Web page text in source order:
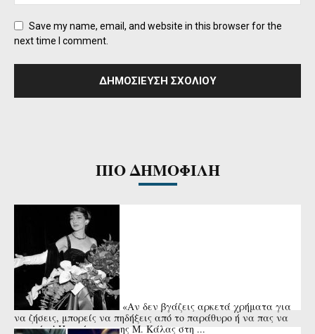
Save my name, email, and website in this browser for the
next time I comment.
ΠΙΟ ΔΗΜΟΦΙΛΗ
«Αν δεν βγάζεις αρκετά χρήματα για
να ζήσεις, μπορείς να πηδήξεις από το παράθυρο ή να πας να
πνιγείς»! Η απάντηση της Μ. Κάλας στη ...